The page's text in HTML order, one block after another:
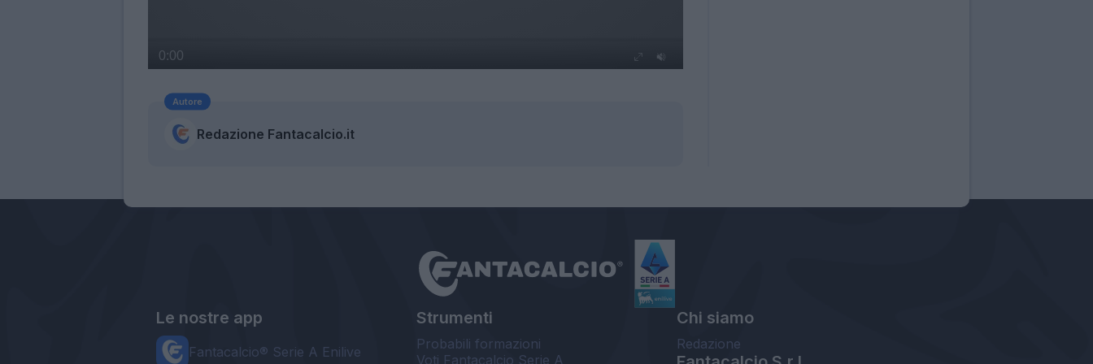
Autore
Redazione Fantacalcio.it
Le nostre app
Fantacalcio® Serie A Enilive
Strumenti
Probabili formazioni
Voti Fantacalcio Serie A
Chi siamo
Redazione